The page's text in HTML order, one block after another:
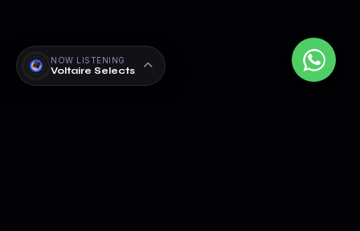
NOW LISTENING
Voltaire Selects